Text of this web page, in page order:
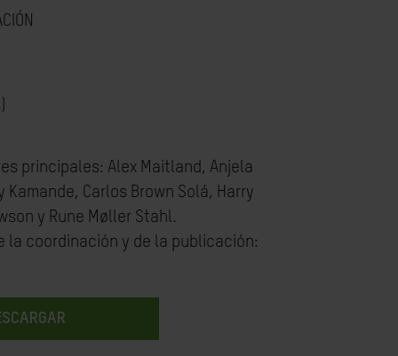
principales: Alex Maitland, Anjela
Kamande, Carlos Brown Solá, Harry
y Rune Møller Stahl.
la coordinación y de la publicación: